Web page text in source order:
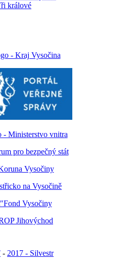
králové
- 2017 - Silvestr